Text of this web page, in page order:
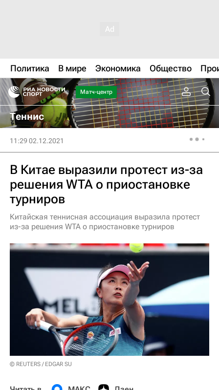
Политика В мире Экономика Общество
Матч-центр
Теннис
11:29 02.12.2021
В Китае выразили протест из-за
решения WTA о приостановке
турниров
Китайская теннисная ассоциация выразила протест
из-за решения WTA о приостановке турниров
© REUTERS / EDGAR SU